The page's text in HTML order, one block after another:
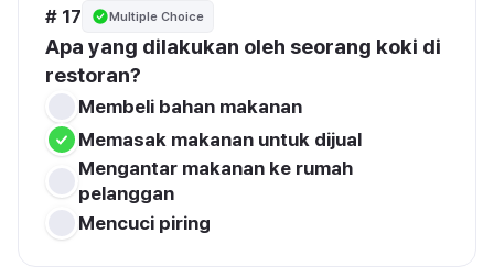
# 17 Multiple Choice
Apa yang dilakukan oleh seorang koki di
restoran?
Membeli bahan makanan
Memasak makanan untuk dijual
Mengantar makanan ke rumah
pelanggan
Mencuci piring